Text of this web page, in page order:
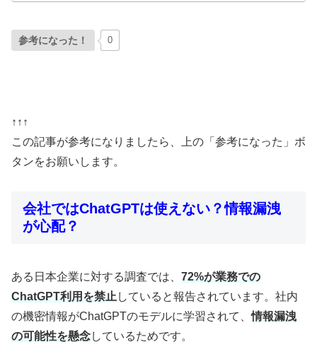
参考になった！ 0
↑↑↑
この記事が参考になりましたら、上の「参考になった」ボ
タンをお願いします。
会社ではChatGPTは使えない？情報漏洩
が心配？
ある日本企業に対する調査では、 72%が業務での
ChatGPT利用を禁止 していると報告されています。社内
の機密情報がChatGPTのモデルに学習されて、情報漏洩
の可能性を懸念しているためです。